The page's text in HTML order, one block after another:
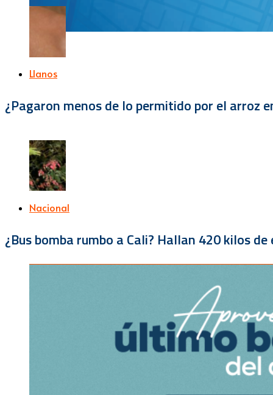
Llanos
¿Pagaron menos de lo permitido por el arroz
Nacional
¿Bus bomba rumbo a Cali? Hallan 420 kilos